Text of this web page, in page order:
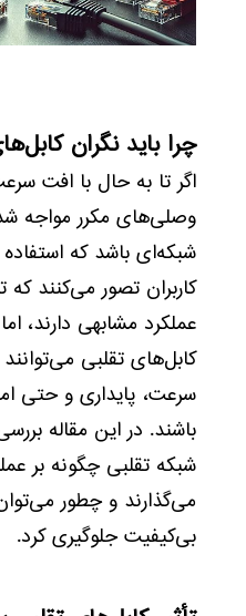
چرا باید نگران
اگر تا به حال با افت
وصلی‌های مکرر مواجه
شبکه‌ای باشد که
کاربران تصور می‌کنند
عملکرد مشابهی دارند،
کابل‌های تقلبی
سرعت، پایداری و حتی
باشند. در این مقاله
شبکه تقلبی چگونه بر
می‌گذارند و چطور
بی‌کیفیت جلوگیری کرد.